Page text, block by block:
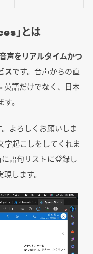
」とは
声をリアルタイムかつ
スです。音声からの直
語だけでなく、日本
。
よろしくお願いしま
字起こしをしてくれま
語句リストに登録し
します。